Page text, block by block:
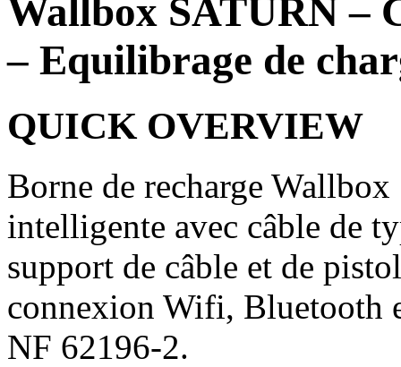
Wallbox SATURN –
– Equilibrage de
QUICK OVERVIEW
Borne de recharge
intelligente avec câble de
support de câble et de
connexion Wifi, Bluetooth
NF 62196-2.